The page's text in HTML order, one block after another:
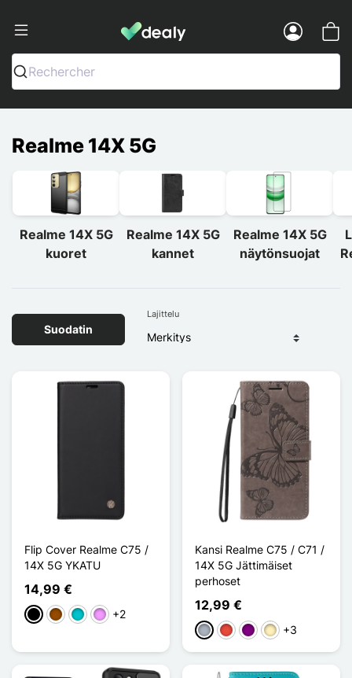
Dealy - Kotelot ja tarvikkeet
Rechercher
Realme 14X 5G
Realme 14X 5G
kuoret
Realme 14X 5G
kannet
Realme 14X 5G
näytönsuojat
Suodatin
Lajittelu
Flip Cover Realme C75 /
14X 5G YKATU
14,99 €
MustaRuskeaTurquoise
Violet Clair
+2
Kansi Realme C75 / C71 /
14X 5G Jättimäiset
perhoset
12,99 €
HarmaaPunainen
VioletMarron Clair
+3